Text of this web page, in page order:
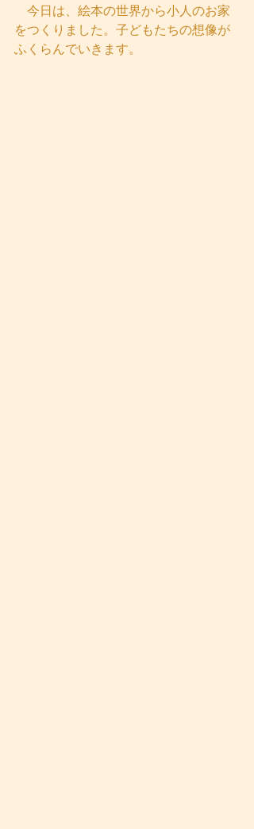
今日は、絵本の世界から小人のお家
をつくりました。子どもたちの想像が
ふくらんでいきます。